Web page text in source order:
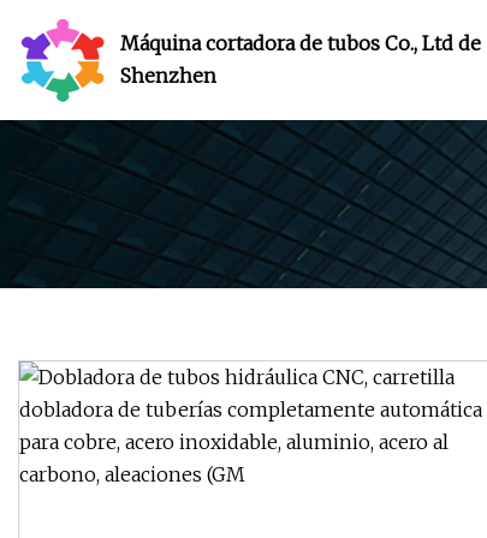
Máquina cortadora de tubos Co., Ltd de
Shenzhen